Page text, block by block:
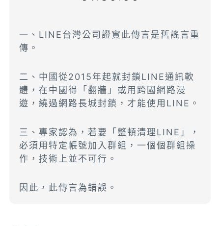
一、LINE台灣公司證實此傳言是舊謠言重
傳。
二、中國從2015年起就封鎖LINE通訊軟
體，在中國得「翻牆」或用跨國網路漫
遊，繞過網路長城封鎖，才能使用LINE。
三、專家認為，若要「整頓清理LINE」，
必須用特定帳號加入群組，一個個群組操
作，技術上並不可行。
因此，此傳言為錯誤。